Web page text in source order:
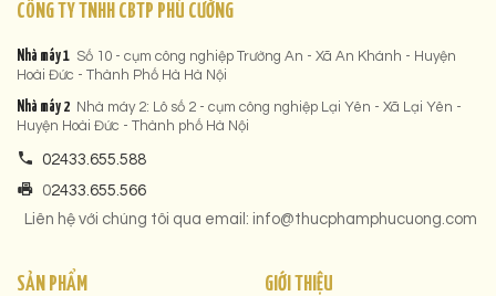
CÔNG TY TNHH CBTP PHÚ CƯỜNG
Nhà máy 1 Số 10 - cụm công nghiệp Trường An - Xã An Khánh - Huyện
Hoài Đức - Thành Phố Hà Hà Nội
Nhà máy 2 Nhà máy 2: Lô số 2 - cụm công nghiệp Lại Yên - Xã Lại Yên -
Huyện Hoài Đức - Thành phố Hà Nội
02433.655.588
02433.655.566
Liên hệ với chúng tôi qua email: info@thucphamphucuong.com
SẢN PHẨM GIỚI THIỆU